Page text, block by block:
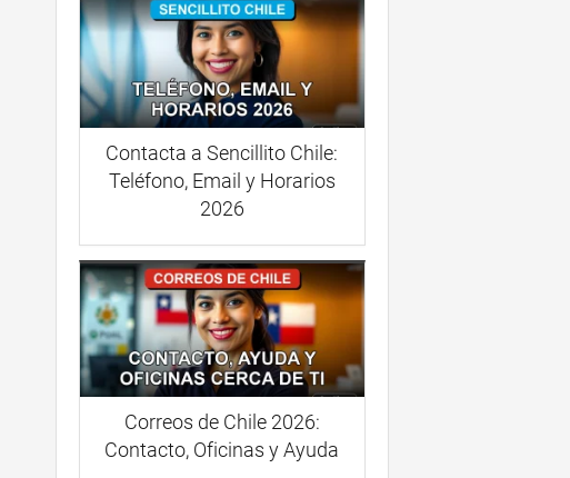
Contacta a Sencillito Chile:
Teléfono, Email y Horarios
2026
Correos de Chile 2026:
Contacto, Oficinas y Ayuda